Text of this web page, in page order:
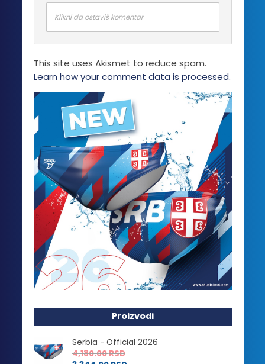
mogu
biti
izabrane
na
stranici
Klikni da ostaviš komentar
This site uses Akismet to reduce spam.
Learn how your comment data is processed.
Proizvodi
Serbia - Official 2026
4,180.00RSD